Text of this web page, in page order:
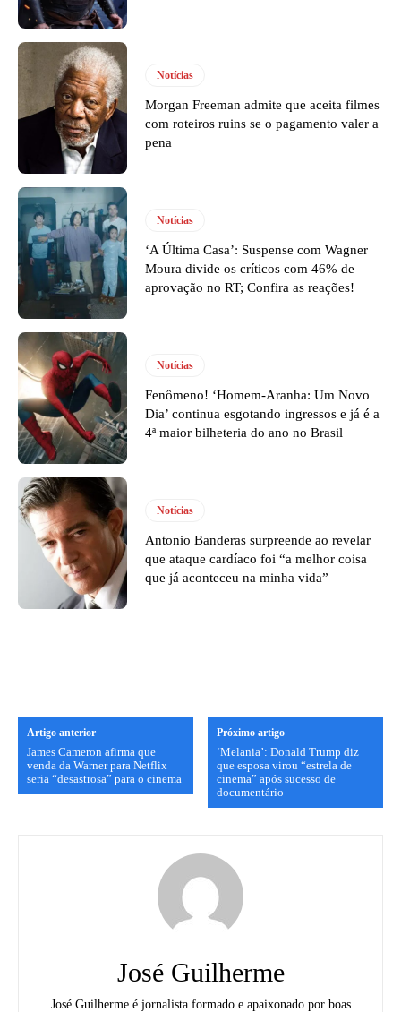
Notícias
Morgan Freeman admite que aceita filmes
com roteiros ruins se o pagamento valer a
pena
Notícias
‘A Última Casa’: Suspense com Wagner
Moura divide os críticos com 46% de
aprovação no RT; Confira as reações!
Notícias
Fenômeno! ‘Homem-Aranha: Um Novo
Dia’ continua esgotando ingressos e já é a
4ª maior bilheteria do ano no Brasil
Notícias
Antonio Banderas surpreende ao revelar
que ataque cardíaco foi “a melhor coisa
que já aconteceu na minha vida”
Artigo anterior
James Cameron afirma que
venda da Warner para Netflix
seria “desastrosa” para o cinema
Próximo artigo
‘Melania’: Donald Trump diz
que esposa virou “estrela de
cinema” após sucesso de
documentário
José Guilherme
José Guilherme é jornalista formado e apaixonado por boas